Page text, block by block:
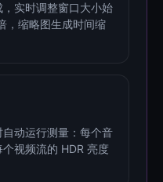
实时调整窗口大小始
，缩略图生成时间缩
动运行测量：每个音
视频流的 HDR 亮度